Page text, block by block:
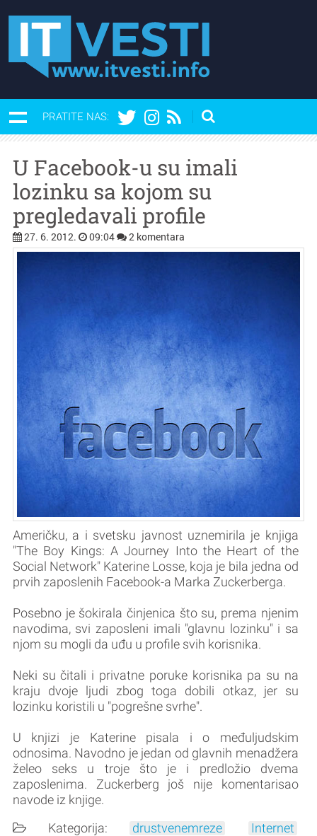
PRATITE NAS:
U Facebook-u su imali
lozinku sa kojom su
pregledavali profile
27. 6. 2012. 09:04 2 komentara
Američku, a i svetsku javnost uznemirila je knjiga
"The Boy Kings: A Journey Into the Heart of the
Social Network" Katerine Losse, koja je bila jedna od
prvih zaposlenih Facebook-a Marka Zuckerberga.
Posebno je šokirala činjenica što su, prema njenim
navodima, svi zaposleni imali "glavnu lozinku" i sa
njom su mogli da uđu u profile svih korisnika.
Neki su čitali i privatne poruke korisnika pa su na
kraju dvoje ljudi zbog toga dobili otkaz, jer su
lozinku koristili u "pogrešne svrhe".
U knjizi je Katerine pisala i o međuljudskim
odnosima. Navodno je jedan od glavnih menadžera
želeo seks u troje što je i predložio dvema
zaposlenima. Zuckerberg još nije komentarisao
navode iz knjige.
Kategorija:
drustvenemreze
Internet